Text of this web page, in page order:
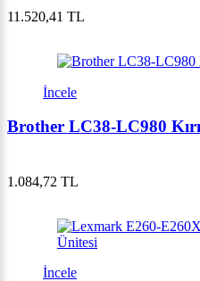
11.520,41 TL
İncele
Brother LC38-LC980
1.084,72 TL
İncele